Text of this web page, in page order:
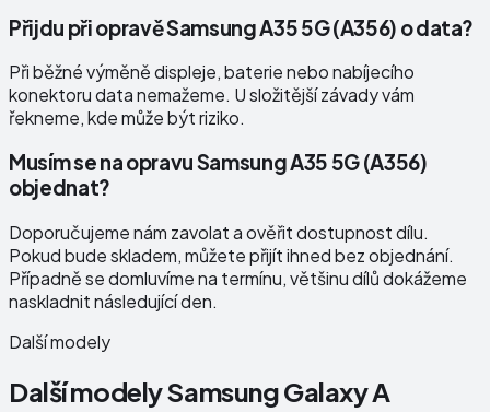
Přijdu při opravě Samsung A35 5G (A356) o data?
Při běžné výměně displeje, baterie nebo nabíjecího
konektoru data nemažeme. U složitější závady vám
řekneme, kde může být riziko.
Musím se na opravu Samsung A35 5G (A356)
objednat?
Doporučujeme nám zavolat a ověřit dostupnost dílu.
Pokud bude skladem, můžete přijít ihned bez objednání.
Případně se domluvíme na termínu, většinu dílů dokážeme
naskladnit následující den.
Další modely
Další modelySamsung Galaxy A